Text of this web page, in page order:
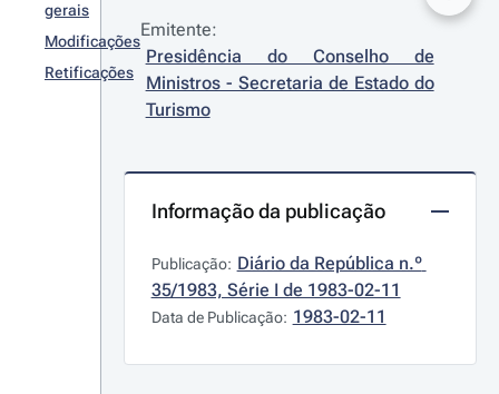
gerais
Modificações
Retificações
Emitente:
Presidência do Conselho de
Ministros - Secretaria de Estado do
Turismo
Informação da publicação
Publicação: Diário da República n.º
35/1983, Série I de 1983-02-11
Data de Publicação: 1983-02-11